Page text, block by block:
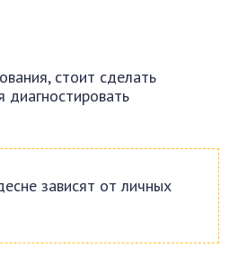
стоит сделать
диагностировать
зависят от личных